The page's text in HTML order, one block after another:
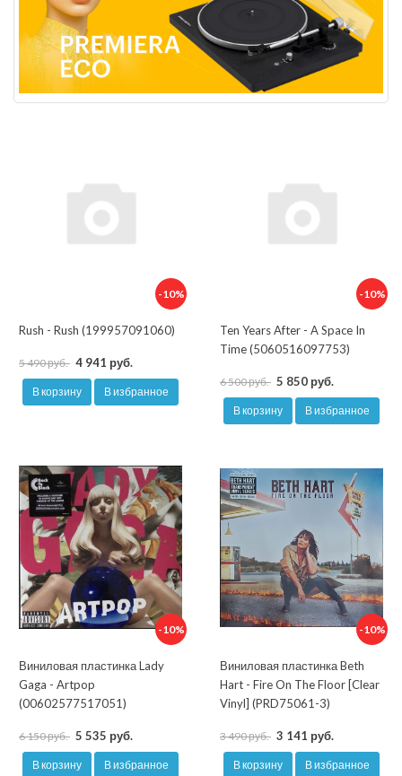
-10%
Rush - Rush (199957091060)
5 490 руб. 4 941 руб.
В корзину В избранное
-10%
Ten Years After - A Space In
Time (5060516097753)
6 500 руб. 5 850 руб.
В корзину В избранное
-10%
Виниловая пластинка Lady
Gaga - Artpop
(00602577517051)
6 150 руб. 5 535 руб.
В корзину В избранное
-10%
Виниловая пластинка Beth
Hart - Fire On The Floor [Clear
Vinyl] (PRD75061-3)
3 490 руб. 3 141 руб.
В корзину В избранное